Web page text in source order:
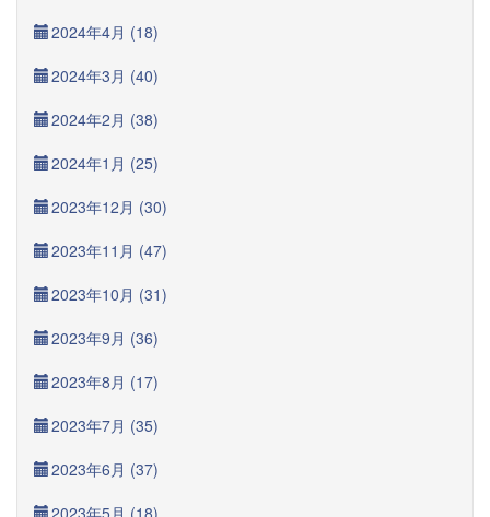
2024年4月 (18)
2024年3月 (40)
2024年2月 (38)
2024年1月 (25)
2023年12月 (30)
2023年11月 (47)
2023年10月 (31)
2023年9月 (36)
2023年8月 (17)
2023年7月 (35)
2023年6月 (37)
2023年5月 (18)